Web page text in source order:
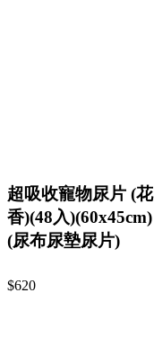
超吸收寵物尿片 (花
香)(48入)(60x45cm)
(尿布尿墊尿片)
$620